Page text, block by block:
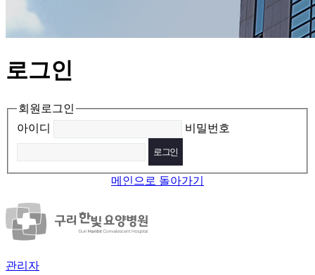
로그인
회원로그인
아이디
비밀번호
메인으로 돌아가기
관리자